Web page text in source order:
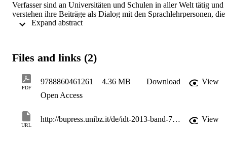
Verfasser sind an Universitäten und Schulen in aller Welt tätig und
verstehen ihre Beiträge als Dialog mit den Sprachlehrpersonen, die
in einem Umfeld gesteigerter Ansprüche und wachsender Anzahl
Files and links (2)
PDF
9788860461261 4.36 MB Download
View
Open Access
URL
http://bupress.unibz.it/de/idt-2013-band-7.html View